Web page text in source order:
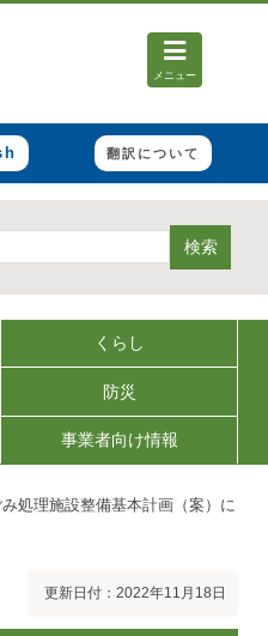
メニュー
翻訳について
検索
くらし
防災
事業者向け情報
処理施設整備基本計画（案）に
更新日付：2022年11月18日